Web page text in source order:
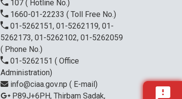
107 ( Hotline No.)
1660-01-22233 ( Toll Free No.)
01-5262151, 01-5262119, 01-
5262173, 01-5262102, 01-5262059
( Phone No.)
01-5262151 ( Office
Administration)
info@ciaa.gov.np ( E-mail)
P89J+6PH, Thirbam Sadak,